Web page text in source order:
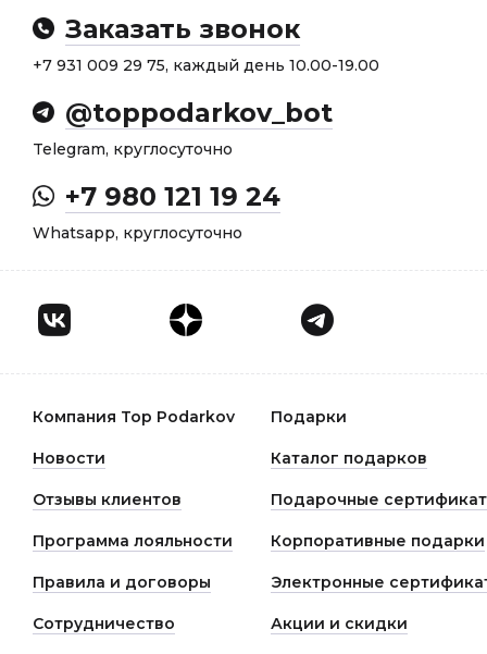
Заказать звонок
+7 931 009 29 75, каждый день 10.00-19.00
@toppodarkov_bot
Telegram, круглосуточно
+7 980 121 19 24
Whatsapp, круглосуточно
Компания Top Podarkov Подарки
Новости Каталог подарков
Отзывы клиентов Подарочные
Программа лояльности Корпоративные подарки
Правила и договоры Электронные
Сотрудничество Акции и скидки